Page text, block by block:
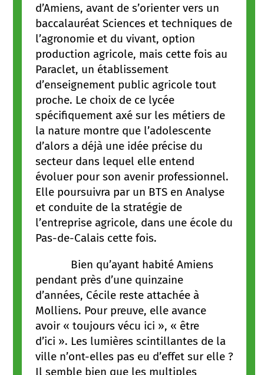
d’Amiens, avant de s’orienter vers un
baccalauréat Sciences et techniques de
l’agronomie et du vivant, option
production agricole, mais cette fois au
Paraclet, un établissement
d’enseignement public agricole tout
proche. Le choix de ce lycée
spécifiquement axé sur les métiers de
la nature montre que l’adolescente
d’alors a déjà une idée précise du
secteur dans lequel elle entend
évoluer pour son avenir professionnel.
Elle poursuivra par un BTS en Analyse
et conduite de la stratégie de
l’entreprise agricole, dans une école du
Pas-de-Calais cette fois.
Bien qu’ayant habité Amiens
pendant près d’une quinzaine
d’années, Cécile reste attachée à
Molliens. Pour preuve, elle avance
avoir « toujours vécu ici », « être
d’ici ». Les lumières scintillantes de la
ville n’ont-elles pas eu d’effet sur elle ?
Il semble bien que les multiples